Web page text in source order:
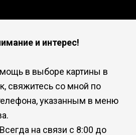
и интерес!
в выборе картины в
свяжитесь со мной по
указанным в меню
на связи с 8:00 до